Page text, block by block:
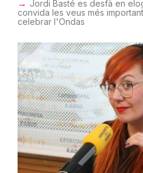
Jordi Basté es desfà en
convida les veus més
celebrar l'Ondas